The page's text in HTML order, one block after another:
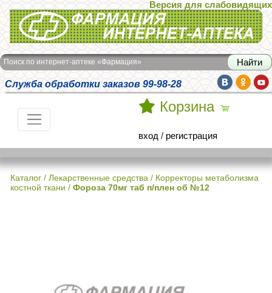
Интернет-аптека Фармация
Версия для слабовидящих
Поиск по интернет-аптеке «Фармация»
Служба обработки заказов 99-98-28
Корзина
вход / регистрация
Каталог / Лекарственные средства / Корректоры метаболизма
костной ткани / Фороза 70мг таб п/плен об №12